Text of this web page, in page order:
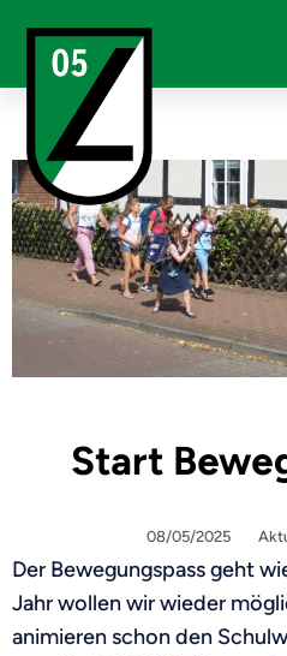
Start
08/05/2025
Der Bewegungspass geht
Jahr wollen wir wieder
animieren schon den